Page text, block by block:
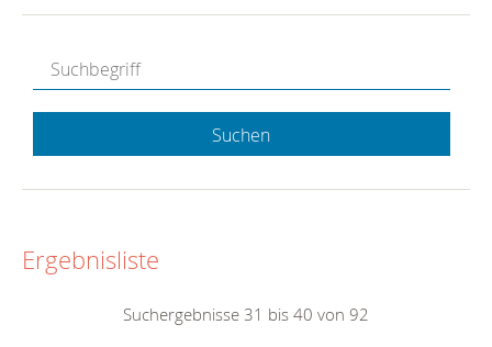
Suchen
Ergebnisliste
Suchergebnisse 31 bis 40 von 92